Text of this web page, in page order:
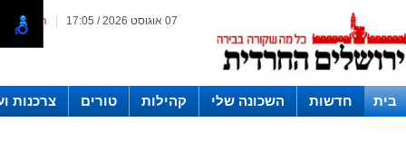
המייל 07 אוגוסט 2026 / 17:05
בית חדשות השכונה שלי קהילות טורים
צרכנות